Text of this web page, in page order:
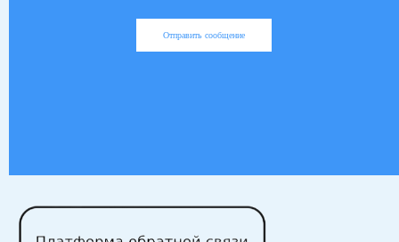
Отправить сообщение